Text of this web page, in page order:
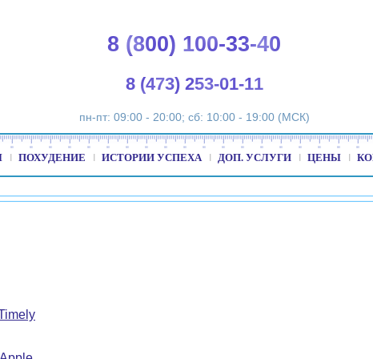
8 (800) 100-33-40
8 (473) 253-01-11
пн-пт: 09:00 - 20:00; сб: 10:00 - 19:00 (МСК)
ПОХУДЕНИЕ ИСТОРИИ УСПЕХА ДОП. УСЛУГИ ЦЕНЫ